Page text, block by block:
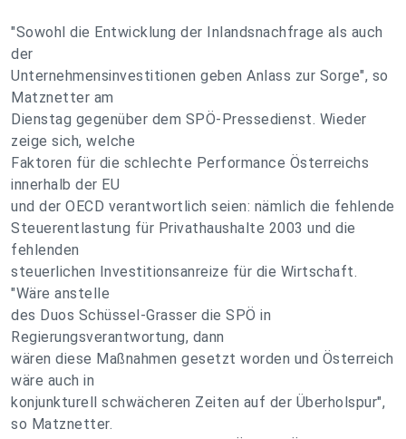
"Sowohl die Entwicklung der Inlandsnachfrage als auch
der
Unternehmensinvestitionen geben Anlass zur Sorge", so
Matznetter am
Dienstag gegenüber dem SPÖ-Pressedienst. Wieder
zeige sich, welche
Faktoren für die schlechte Performance Österreichs
innerhalb der EU
und der OECD verantwortlich seien: nämlich die fehlende
Steuerentlastung für Privathaushalte 2003 und die
fehlenden
steuerlichen Investitionsanreize für die Wirtschaft.
"Wäre anstelle
des Duos Schüssel-Grasser die SPÖ in
Regierungsverantwortung, dann
wären diese Maßnahmen gesetzt worden und Österreich
wäre auch in
konjunkturell schwächeren Zeiten auf der Überholspur",
so Matznetter.